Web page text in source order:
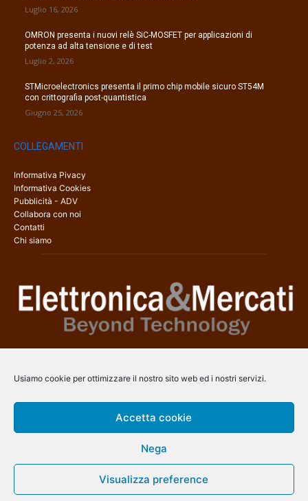
Usiamo cookie per ottimizzare il nostro sito web ed i nostri servizi.
Accetta cookie
Nega
Visualizza preference
Luglio 16, 2026
OMRON presenta i nuovi relè SiC-MOSFET per applicazioni di
potenza ad alta tensione e di test
Luglio 2, 2026
STMicroelectronics presenta il primo chip mobile sicuro ST54M
con crittografia post-quantistica
Giugno 25, 2026
COLLEGAMENTI
Informativa Pivacy
Informativa Cookies
Pubblicità - ADV
Collabora con noi
Contatti
Chi siamo
una copertura a 360° che coinvolge tecnologie, prodotti, mercati e
info@arscommunication.it
SEGUICI